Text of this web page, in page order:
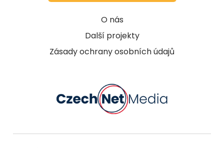
O nás
Další projekty
Zásady ochrany osobních údajů